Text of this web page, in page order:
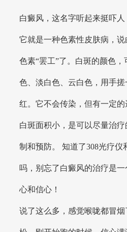
白癜风，这名字听起来挺吓人
它就是一种色素性皮肤病，
色素“罢工”了。白斑的颜色
色、淡白色、云白色，用手
红。它不会传染，但有一定的
白斑面积小，是可以尽量治
制和预防。 知道了308光疗仪
吗，别忘了白癜风的治疗是
心和信心！
说了这么多，感觉喉咙都冒